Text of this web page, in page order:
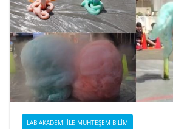
LAB AKADEMI İLE MUHTEŞEM BILIM